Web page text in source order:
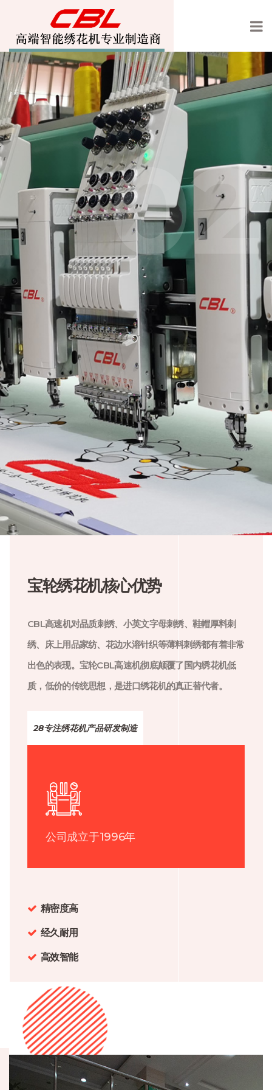
绣花机,刺绣机,单头机,玩具绣花机,墙布绣花机,沙发绣花机,激光绣花机
01
宝轮绣花机欢迎你的光临
高速智能绣花机专业制造
商
广东高新技术企业
轻工业刺绣机行业十强企业
广东省守合同重信用企业
02
宝轮绣花机核心优势
CBL高速机对品质刺绣、小英文字母刺绣、鞋帽厚料刺
绣、床上用品家纺、花边水溶针织等薄料刺绣都有着非常
出色的表现。宝轮CBL高速机彻底颠覆了国内绣花机低
质，低价的传统思想，是进口绣花机的真正替代者。
公司成立于1996年
28专注绣花机产品研发制造
精密度高
经久耐用
高效智能